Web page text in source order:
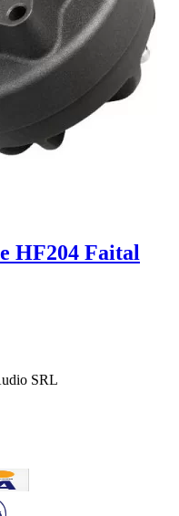
HF204 Faital
SRL